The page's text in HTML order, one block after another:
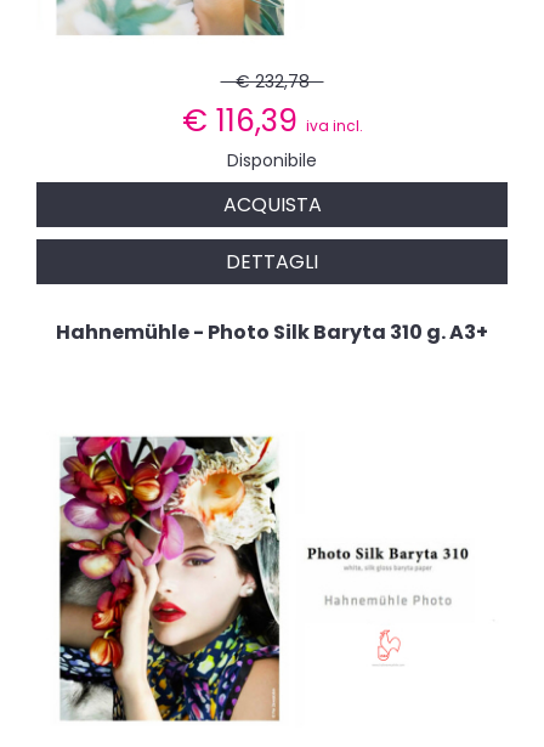
€ 232,78
€ 116,39 iva incl.
Disponibile
ACQUISTA
DETTAGLI
Hahnemühle - Photo Silk Baryta 310 g. A3+